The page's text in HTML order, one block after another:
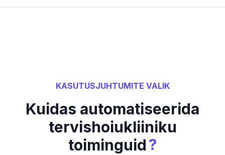
KASUTUSJUHTUMITE VALIK
Kuidas automatiseerida
tervishoiukliiniku
toiminguid?